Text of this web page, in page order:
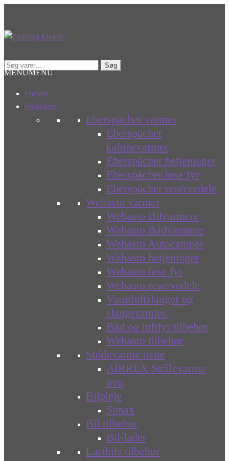
Spring
Spring
Søg
efter:
Søg
MENUMENU
Forside
Produkter
Eberspächer varmer
Eberspächer
kabinevarmer
Eberspächer betjeninger
Eberspächer løse fyr
Eberspächer reservedele
Webasto varmer
Webasto Bilvarmere
Webasto Bådvarmere
Webasto Autocamper
Webasto betjeninger
Webasto løse fyr
Webasto reservedele
Varmluftslanger og
slangesamler.
Båd og luftfyr tilbehør
Webasto tilbehør
Strålevarme ovne
AIRREX Strålevarme
ovn
Bilpleje
Sonax
Bil tilbehør
Bil-lader
Lastbils tilbehør